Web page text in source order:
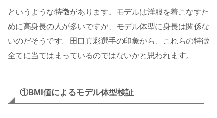
というような特徴があります。モデルは洋服を着こなすた
めに高身長の人が多いですが、モデル体型に身長は関係な
いのだそうです。田口真彩選手の印象から、これらの特徴
全てに当てはまっているのではないかと思われます。
①BMI値によるモデル体型検証